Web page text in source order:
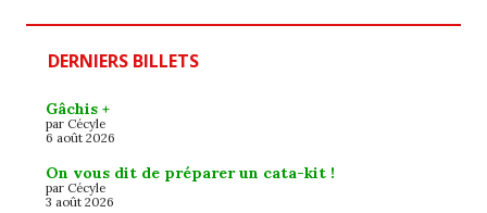
DERNIERS BILLETS
Gâchis +
par Cécyle
6 août 2026
On vous dit de préparer un cata-kit !
par Cécyle
3 août 2026